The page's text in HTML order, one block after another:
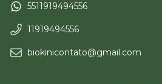
5511919494556
11919494556
biokinicontato@gmail.com